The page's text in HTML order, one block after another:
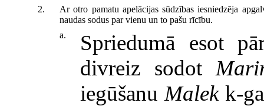
2.
Ar otro pamatu apelācijas sūdzības iesniedzēja
naudas sodus par vienu un to pašu rīcību.
a.
Spriedumā esot
divreiz sodot
iegūšanu Malekk-ga